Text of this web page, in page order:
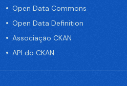
Open Data Commons
Open Data Definition
Associação CKAN
API do CKAN